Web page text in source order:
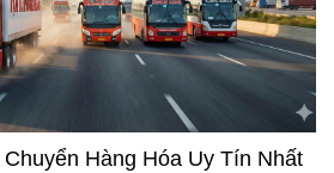
Hàng Hóa Uy Tín Nhất